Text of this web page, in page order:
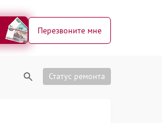
Перезвоните мне
Статус ремонта